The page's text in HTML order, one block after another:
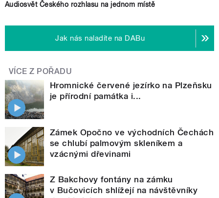
Audiosvět Českého rozhlasu na jednom místě
Jak nás naladíte na DABu
VÍCE Z POŘADU
Hromnické červené jezírko na Plzeňsku
je přírodní památka i...
Zámek Opočno ve východních Čechách
se chlubí palmovým skleníkem a
vzácnými dřevinami
Z Bakchovy fontány na zámku
v Bučovicích shlížejí na návštěvníky